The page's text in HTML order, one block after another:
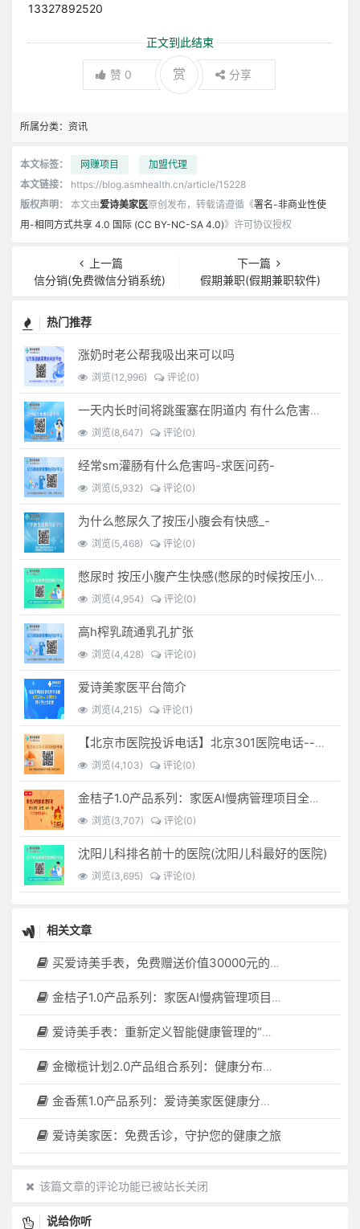
13327892520
正文到此结束
赞 0 赏 分享
所属分类： 资讯
本文标签： 网赚项目
加盟代理
本文链接：
https://blog.asmhealth.cn/article/15228
版权声明：
本文由爱诗美家医原创发布，转载请遵循《署名-非商业性使
用-相同方式共享 4.0 国际 (CC BY-NC-SA 4.0)》许可协议授权
上一篇
信分销(免费微信分销系统)
下一篇
假期兼职(假期兼职软件)
热门推荐
涨奶时老公帮我吸出来可以吗
浏览(12,996) 评论(0)
一天内长时间将跳蛋塞在阴道内 有什么危害免...(跳蛋是放哪里)
浏览(8,647) 评论(0)
经常sm灌肠有什么危害吗-求医问药-
浏览(5,932) 评论(0)
为什么憋尿久了按压小腹会有快感_-
浏览(5,468) 评论(0)
憋尿时 按压小腹产生快感(憋尿的时候按压小腹是什么感觉)
浏览(4,954) 评论(0)
高h榨乳疏通乳孔扩张
浏览(4,428) 评论(0)
爱诗美家医平台简介
浏览(4,215) 评论(1)
【北京市医院投诉电话】北京301医院电话--(北京301医院投诉电话多少)
浏览(4,103) 评论(0)
金桔子1.0产品系列：家医AI慢病管理项目全国招募区域合伙人，低投入，高回报，长收益
浏览(3,707) 评论(0)
沈阳儿科排名前十的医院(沈阳儿科最好的医院)
浏览(3,695) 评论(0)
相关文章
买爱诗美手表，免费赠送价值30000元的数智化门店系统一套（含硬件）
金桔子1.0产品系列：家医AI慢病管理项目全国招募区域合伙人，低投入，高回报，长收益
爱诗美手表：重新定义智能健康管理的“医疗级守护者”
金橄榄计划2.0产品组合系列：健康分布机（健康一体机）+慢病管理系统，可落地在健康小屋，社区服务中心等等
金香蕉1.0产品系列：爱诗美家医健康分布机，健康一体机，社区服务中心，药店，健康小屋都需要
爱诗美家医：免费舌诊，守护您的健康之旅
该篇文章的评论功能已被站长关闭
说给你听